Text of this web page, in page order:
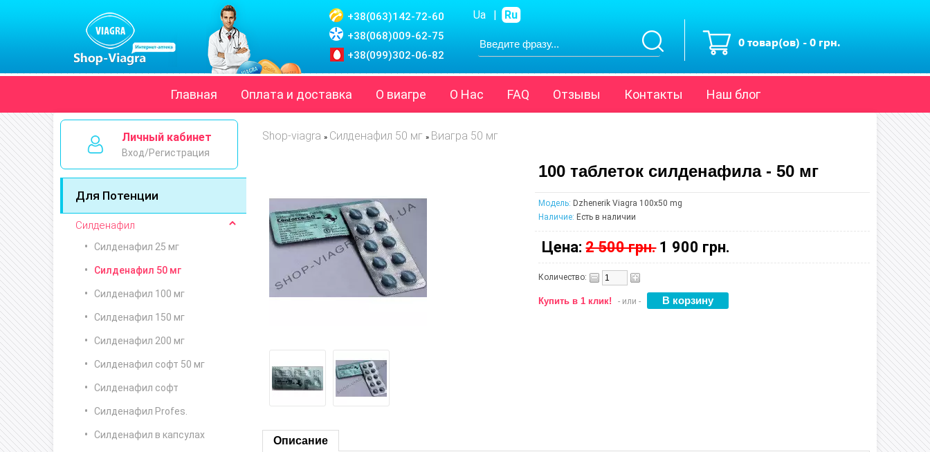
+38(063)142-72-60
+38(068)009-62-75
+38(099)302-06-82
0 товар(ов) - 0 грн.
Главная Оплата и доставка О виагре О Нас FAQ Отзывы Контакты Наш блог
Ua | Ru
Личный кабинет
Вход/Регистрация
Для Потенции
Силденафил
Силденафил 25 мг
Силденафил 50 мг
Силденафил 100 мг
Силденафил 150 мг
Силденафил 200 мг
Силденафил софт 50 мг
Силденафил софт
Силденафил Profes.
Силденафил в капсулах
Shop-viagra » Силденафил 50 мг » Виагра 50 мг
100 таблеток силденафила - 50 мг
Модель: Dzhenerik Viagra 100x50 mg
Наличие: Есть в наличии
Цена:2 500 грн. 1 900 грн.
Количество:
Купить в 1 клик! - или -
Описание